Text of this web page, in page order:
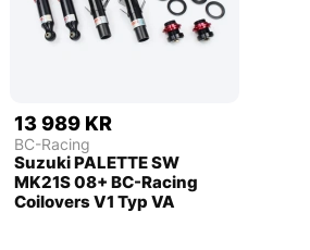
13 989 KR
BC-Racing
Suzuki PALETTE SW
MK21S 08+ BC-Racing
Coilovers V1 Typ VA